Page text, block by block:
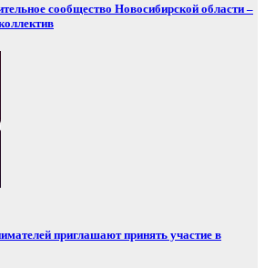
сообщество Новосибирской области –
приглашают принять участие в